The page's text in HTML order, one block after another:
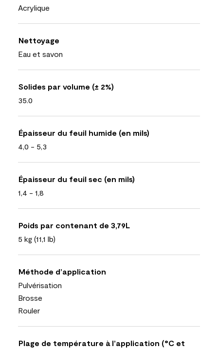
Acrylique
Nettoyage
Eau et savon
Solides par volume (± 2%)
35.0
Épaisseur du feuil humide (en mils)
4,0 - 5,3
Épaisseur du feuil sec (en mils)
1,4 - 1,8
Poids par contenant de 3,79L
5 kg (11,1 lb)
Méthode d’application
Pulvérisation
Brosse
Rouler
Plage de température à l’application (°C et